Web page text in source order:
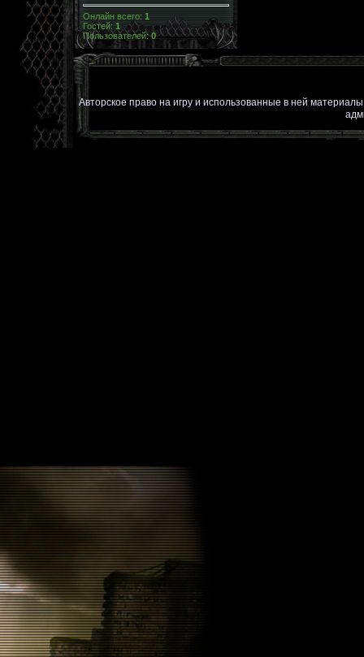
Онлайн всего: 1
Гостей: 1
Пользователей:0
Авторское право на игру и использованные в ней